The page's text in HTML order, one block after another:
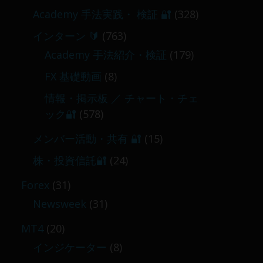
Academy 手法実践・ 検証 🔐 (328)
インターン 🔰 (763)
Academy 手法紹介・検証 (179)
FX 基礎動画 (8)
情報・掲示板 ／ チャート・チェ
ック🔐 (578)
メンバー活動・共有 🔐 (15)
株・投資信託🔐 (24)
Forex (31)
Newsweek (31)
MT4(20)
インジケーター (8)